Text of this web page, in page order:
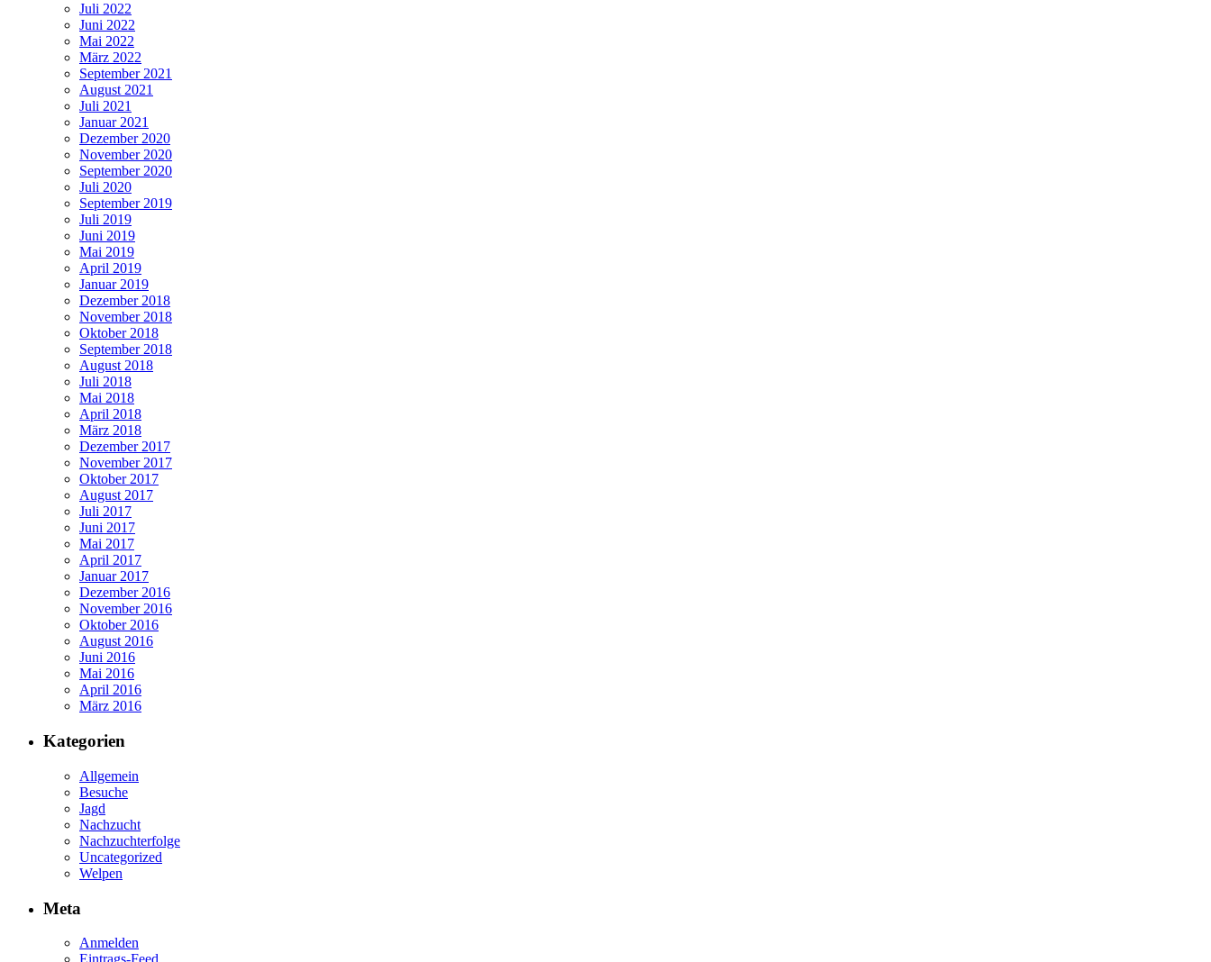
Juli 2022
Juni 2022
Mai 2022
März 2022
September 2021
August 2021
Juli 2021
Januar 2021
Dezember 2020
November 2020
September 2020
Juli 2020
September 2019
Juli 2019
Juni 2019
Mai 2019
April 2019
Januar 2019
Dezember 2018
November 2018
Oktober 2018
September 2018
August 2018
Juli 2018
Mai 2018
April 2018
März 2018
Dezember 2017
November 2017
Oktober 2017
August 2017
Juli 2017
Juni 2017
Mai 2017
April 2017
Januar 2017
Dezember 2016
November 2016
Oktober 2016
August 2016
Juni 2016
Mai 2016
April 2016
März 2016
Kategorien
Allgemein
Besuche
Jagd
Nachzucht
Nachzuchterfolge
Uncategorized
Welpen
Meta
Anmelden